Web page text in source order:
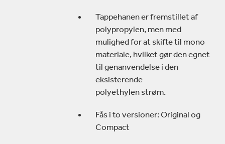
Tappehanen er fremstillet af
polypropylen, men med
mulighed for at skifte til mono
materiale, hvilket gør den egnet
til genanvendelse i den
eksisterende
polyethylen strøm.
Fås i to versioner: Original og
Compact